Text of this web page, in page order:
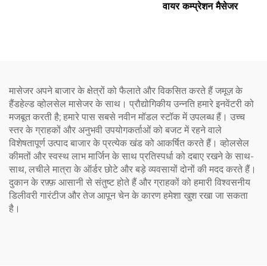
वायर कम्प्रेशन मैसेजर
मासेजर अपने बाजार के क्षेत्रों को फैलाते और विकसित करते हैं जमूज़ के
हैंडहेल्ड व्होलसेल मासेजर के साथ। प्रौद्योगिकीय उन्नति हमारे इनवेंटरी को
मजबूत करती है; हमारे पास सबसे नवीन मॉडल स्टॉक में उपलब्ध हैं। उच्च
स्तर के ग्राहकों और अनुभवी उपयोगकर्ताओं को बजट में रहने वाले
विशेषतापूर्ण उत्पाद बाजार के प्रत्येक खंड को आकर्षित करते हैं। व्होलसेल
कीमतों और स्वस्थ लाभ मार्जिन के साथ प्रतिस्पर्धा को दबाए रखने के साथ-
साथ, लचीले मात्रा के ऑर्डर छोटे और बड़े व्यवसायों दोनों की मदद करते हैं।
दुकान के रफ़्फ़ आसानी से संतुष्ट होते हैं और ग्राहकों को हमारी विश्वसनीय
डिलीवरी गारंटीज और तेज आपून चेन के कारण हमेशा खुश रखा जा सकता
है।